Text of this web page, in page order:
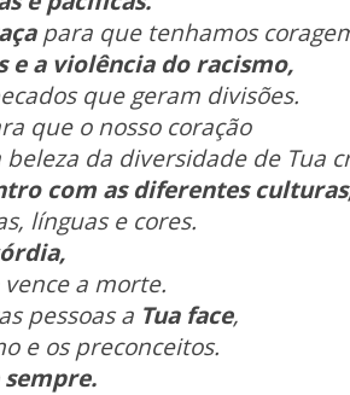
para que tenhamos
e a violência do racismo,
que geram divisões.
que o nosso coração
da diversidade de Tua
com as diferentes
línguas e cores.
a morte.
pessoas a Tua face,
e os preconceitos.
sempre.